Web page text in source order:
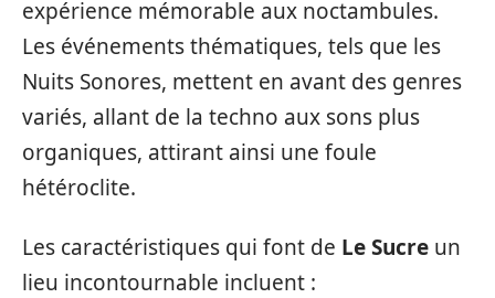
expérience mémorable aux noctambules.
Les événements thématiques, tels que les
Nuits Sonores, mettent en avant des genres
variés, allant de la techno aux sons plus
organiques, attirant ainsi une foule
hétéroclite.
Les caractéristiques qui font de Le Sucre un
lieu incontournable incluent :